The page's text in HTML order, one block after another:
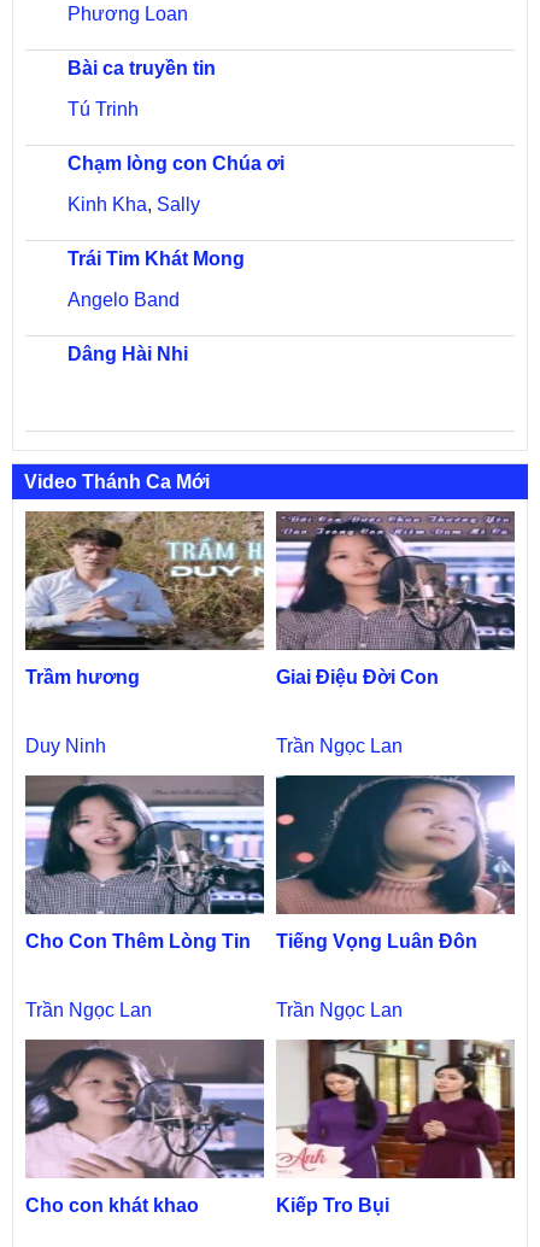
Phương Loan
Bài ca truyền tin
Tú Trinh
Chạm lòng con Chúa ơi
Kinh Kha, Sally
Trái Tim Khát Mong
Angelo Band
Dâng Hài Nhi
Video Thánh Ca Mới
Trầm hương
Duy Ninh
Giai Điệu Đời Con
Trần Ngọc Lan
Cho Con Thêm Lòng Tin
Trần Ngọc Lan
Tiếng Vọng Luân Đôn
Trần Ngọc Lan
Cho con khát khao Kiếp Tro Bụi